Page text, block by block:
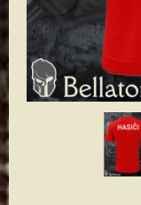
Patriot textil
Designovky od
Týmová trika